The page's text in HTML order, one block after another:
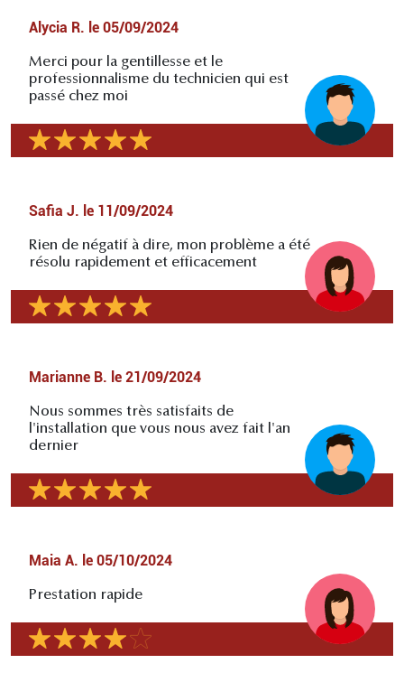
Alycia R. le 05/09/2024
Merci pour la gentillesse et le
professionnalisme du technicien qui est
passé chez moi
Safia J. le 11/09/2024
Rien de négatif à dire, mon problème a été
résolu rapidement et efficacement
Marianne B. le 21/09/2024
Nous sommes très satisfaits de
l'installation que vous nous avez fait l'an
dernier
Maia A. le 05/10/2024
Prestation rapide